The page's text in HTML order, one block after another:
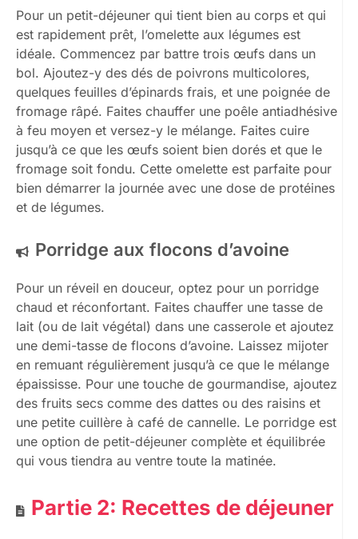
Pour un petit-déjeuner qui tient bien au corps et qui
est rapidement prêt, l’omelette aux légumes est
idéale. Commencez par battre trois œufs dans un
bol. Ajoutez-y des dés de poivrons multicolores,
quelques feuilles d’épinards frais, et une poignée de
fromage râpé. Faites chauffer une poêle antiadhésive
à feu moyen et versez-y le mélange. Faites cuire
jusqu’à ce que les œufs soient bien dorés et que le
fromage soit fondu. Cette omelette est parfaite pour
bien démarrer la journée avec une dose de protéines
et de légumes.
Porridge aux flocons d’avoine
Pour un réveil en douceur, optez pour un porridge
chaud et réconfortant. Faites chauffer une tasse de
lait (ou de lait végétal) dans une casserole et ajoutez
une demi-tasse de flocons d’avoine. Laissez mijoter
en remuant régulièrement jusqu’à ce que le mélange
épaississe. Pour une touche de gourmandise, ajoutez
des fruits secs comme des dattes ou des raisins et
une petite cuillère à café de cannelle. Le porridge est
une option de petit-déjeuner complète et équilibrée
qui vous tiendra au ventre toute la matinée.
Partie 2: Recettes de déjeuner